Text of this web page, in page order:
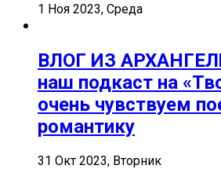
1 Ноя 2023, Среда
ВЛОГ ИЗ
наш подкаст на
очень чувствуем
романтику
31 Окт 2023, Вторник